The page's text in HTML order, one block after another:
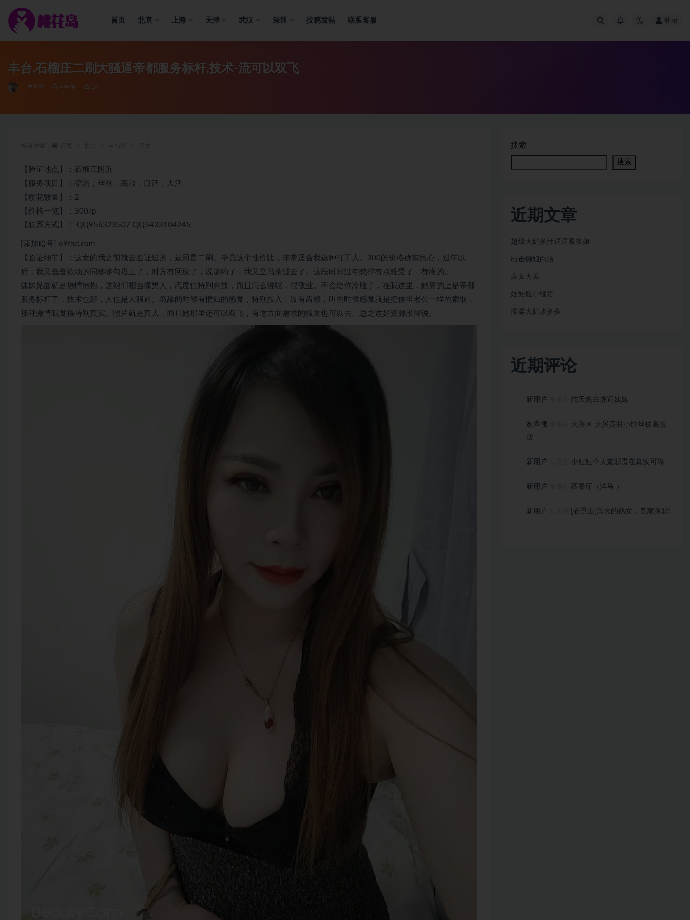
首页 北京 上海 天津 武汉 深圳 投稿发帖 联系客服 登录
丰台,石榴庄二刷大骚逼帝都服务标杆,技术-流可以双飞
丰台区 4 年前 15
【验证地点】：石榴庄附近
【服务项目】：陪浴，丝袜，高跟，口活，大活
【楼花数量】：2
【价格一览】：300/p
【联系方式】： QQ956323507 QQ3433104245
[添加暗号] 69thd.com
【验证细节】：这女的我之前就去验证过的，这回是二刷。毕竟这个性价比，非常适合我这种打工人。300的价格确实良心，过年以
后，我又蠢蠢欲动的同哆哆勾搭上了，对方有回应了，说能约了，我又立马杀过去了。这段时间过年憋得有点难受了，都懂的。
妹妹见面就是热情抱抱，这娘们相当懂男人，态度也特别奔放，而且怎么说呢，很敬业。不会给你冷脸子，在我这里，她算的上是帝都
服务标杆了，技术也好，人也是大骚逼。跪舔的时候有情妇的感觉，特别投入，没有齿感，叫的时候感觉就是把你当老公一样的索取，
那种激情我觉得特别真实。照片就是真人，而且她那里还可以双飞，有这方面需求的狼友也可以去。总之这好资源没得说。
搜索
搜索
近期文章
超级大奶多汁逼逼紧御姐
出击御姐白洁
美女大美
娃娃脸小骚货
温柔大奶水多多
近期评论
新用户 发表在纯天然白虎逼妹妹
欢喜佛
大兴区 大兴黄村小红丝袜高跟
瘦
新用户 小姐姐个人兼职贵在真实可靠
新用户 西餐厅（洋马 ）
新用户 [石景山]泻火的熟女，良家兼职!